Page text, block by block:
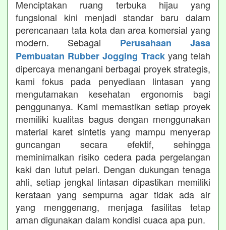
Menciptakan ruang terbuka hijau yang
fungsional kini menjadi standar baru dalam
perencanaan tata kota dan area komersial yang
modern. Sebagai Perusahaan Jasa
Pembuatan Rubber Jogging Trackyang telah
dipercaya menangani berbagai proyek strategis,
kami fokus pada penyediaan lintasan yang
mengutamakan kesehatan ergonomis bagi
penggunanya. Kami memastikan setiap proyek
memiliki kualitas bagus dengan menggunakan
material karet sintetis yang mampu menyerap
guncangan secara efektif, sehingga
meminimalkan risiko cedera pada pergelangan
kaki dan lutut pelari. Dengan dukungan tenaga
ahli, setiap jengkal lintasan dipastikan memiliki
kerataan yang sempurna agar tidak ada air
yang menggenang, menjaga fasilitas tetap
aman digunakan dalam kondisi cuaca apa pun.